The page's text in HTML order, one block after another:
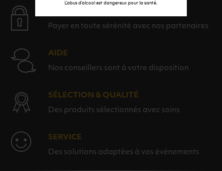
L’abus d’alcool est dangereux pour la santé.
Payer en toute sérénité avec nos partenaires
AIDE
Nos conseillers sont à votre disposition
SÉLECTION & QUALITÉ
Des produits sélectionnés avec soins
SERVICE
Des solutions adaptées à vos événements